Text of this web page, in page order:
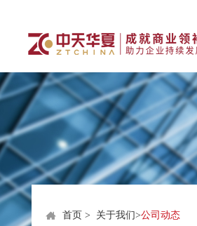
首页 > 关于我们>公司动态